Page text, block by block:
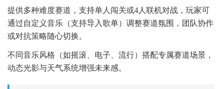
提供多种难度赛道，支持单人闯关或4人联机对战，玩家可
通过自定义音乐（支持导入歌单）调整赛道氛围，团队协作
或对抗策略随心切换。
不同音乐风格（如摇滚、电子、流行）搭配专属赛道场景，
动态光影与天气系统增强未来感。